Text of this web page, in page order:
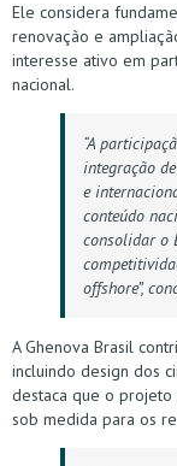
Ele considera
renovação e
interesse ativo em
nacional.
“A
integração
e
conteúdo
consolidar o
offshore”,
A Ghenova Brasil
incluindo design dos
destaca que o projeto
sob medida para os